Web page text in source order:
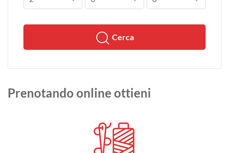
Cerca
Prenotando online ottieni